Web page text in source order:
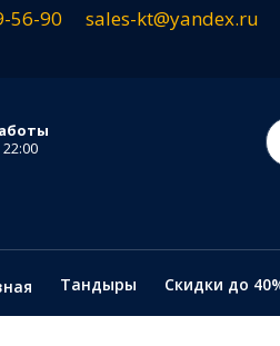
56-90 sales-kt@yandex.ru
Тандыры Скидки до